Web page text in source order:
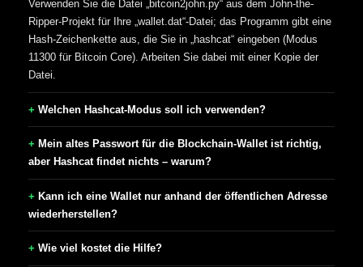
Verwenden Sie die Datei „bitcoin2john.py“ aus dem John-the-
Ripper-Projekt für Ihre „wallet.dat“-Datei; das Programm gibt eine
Hash-Zeichenkette aus, die Sie in „hashcat“ eingeben (Modus
11300 für Bitcoin Core). Arbeiten Sie dabei mit einer Kopie der
Datei.
Welchen Hashcat-Modus soll ich verwenden?
Mein altes Passwort für die Blockchain-Wallet ist richtig,
aber Hashcat findet nichts – warum?
Kann ich eine Wallet nur anhand der öffentlichen Adresse
wiederherstellen?
Wie viel kostet die Hilfe?